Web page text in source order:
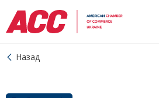
Назад